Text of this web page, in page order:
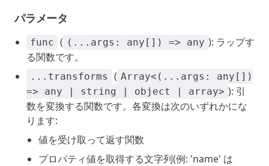
パラメータ
func ( (...args: any[]) => any ): ラップす
る関数です。
...transforms ( Array<(...args: any[])
=> any | string | object | array> ): 引
数を変換する関数です。各変換は次のいずれかにな
ります:
値を受け取って返す関数
プロパティ値を取得する文字列(例: 'name' は